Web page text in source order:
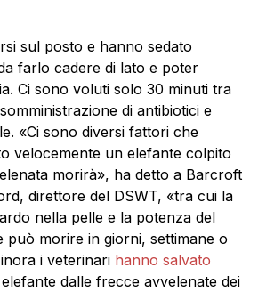
sul posto e hanno sedato
farlo cadere di lato e poter
Ci sono voluti solo 30 minuti tra
di antibiotici e
«Ci sono diversi fattori che
velocemente un elefante colpito
morirà», ha detto a Barcroft
direttore del DSWT, «tra cui la
nella pelle e la potenza del
può morire in giorni, settimane o
i veterinari hanno salvato
dalle frecce avvelenate dei